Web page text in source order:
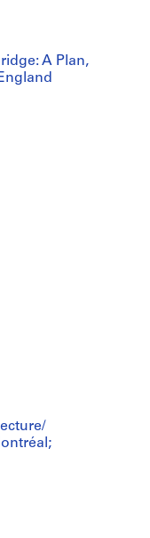
A Plan,